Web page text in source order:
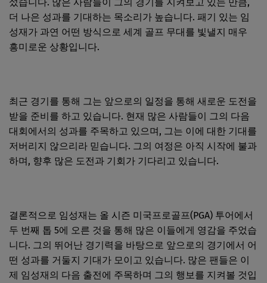
더 나은 성과를 기대하는 목소리가 높습니다. 패기 있는 임
성재가 과연 어떤 방식으로 세계 골프 무대를 빛낼지 매우
흥미로운 상황입니다.
최근 경기를 통해 그는 앞으로의 일정을 통해 새로운 도전을
받을 준비를 하고 있습니다. 현재 많은 사람들이 그의 다음
대회에서의 성과를 주목하고 있으며, 그는 이에 대한 기대를
저버리지 않으리라 믿습니다. 그의 여정은 아직 시작에 불과
하며, 향후 많은 도전과 기회가 기다리고 있습니다.
결론적으로 임성재는 올 시즌 미국프로골프(PGA) 투어에서
두 번째 톱 5에 오른 것을 통해 많은 이들에게 영감을 주었습
니다. 그의 뛰어난 경기력을 바탕으로 앞으로의 경기에서 어
떤 성과를 거둘지 기대가 모이고 있습니다. 많은 팬들은 이
제 임성재의 다음 출전에 주목하며 그의 행보를 지켜볼 것입